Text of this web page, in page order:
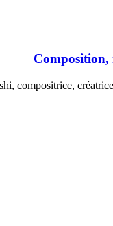
Composition,
compositrice,